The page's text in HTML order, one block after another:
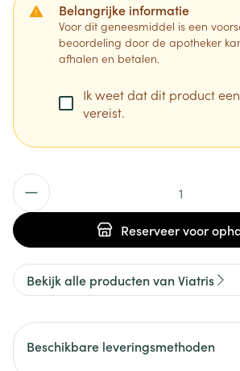
Belangrijke informatie
Voor dit geneesmiddel is een
beoordeling door de apotheker
afhalen en betalen.
Ik weet dat dit product
vereist.
Aantal
Reserveervoor
Bekijk alle producten van Viatris
Beschikbare leveringsmethoden